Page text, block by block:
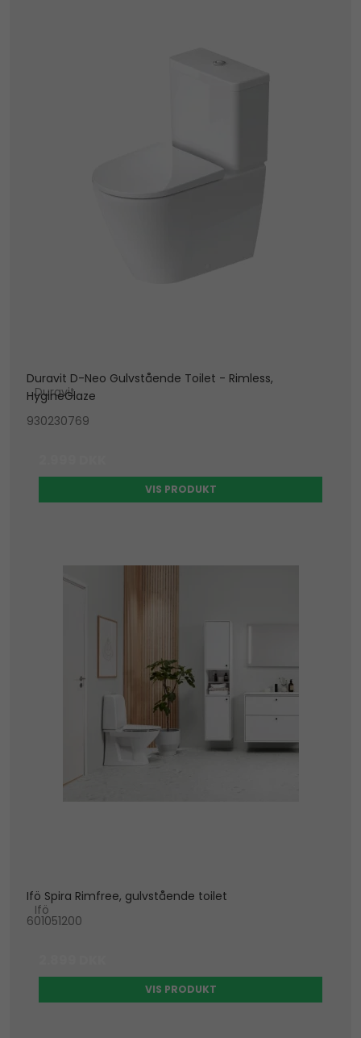
Duravit D-Neo Gulvstående Toilet - Rimless,
HygineGlaze
Duravit
930230769
VIS PRODUKT
Ifö Spira Rimfree, gulvstående toilet
Ifö
601051200
VIS PRODUKT